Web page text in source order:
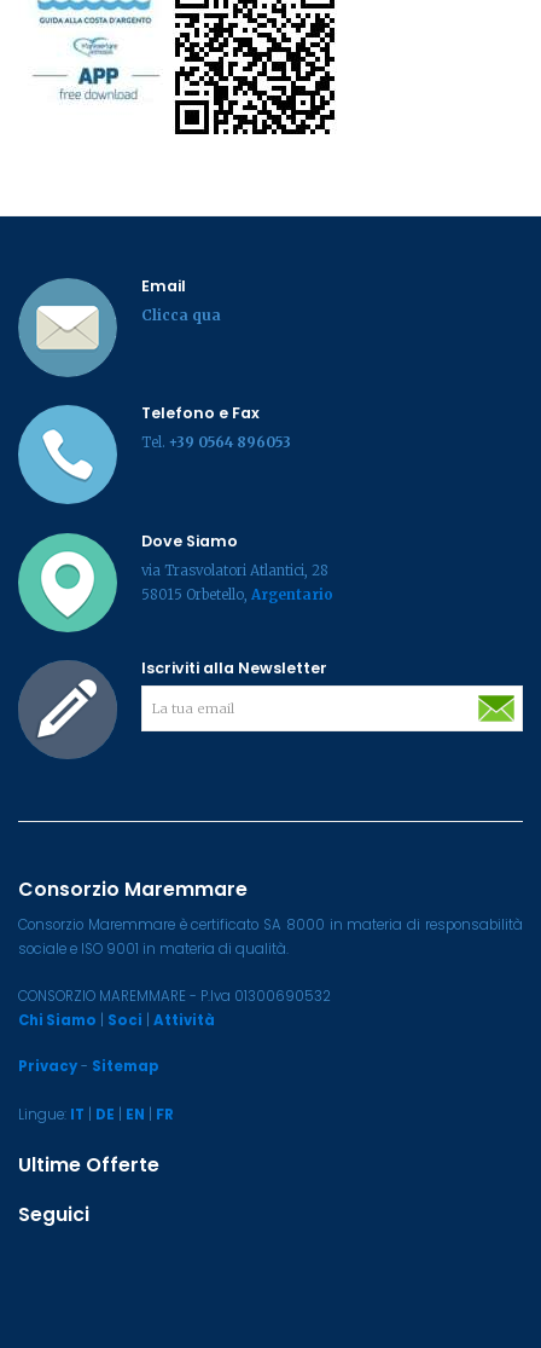
Email
Clicca qua
Telefono e Fax
Tel. +39 0564 896053
Dove Siamo
via Trasvolatori Atlantici, 28
58015 Orbetello, Argentario
Iscriviti alla Newsletter
Consorzio Maremmare
Consorzio Maremmare è certificato SA 8000 in materia di responsabilità
sociale e ISO 9001 in materia di qualità.
CONSORZIO MAREMMARE - P.Iva 01300690532
Chi Siamo | Soci | Attività
Privacy- Sitemap
Lingue: IT | DE | EN | FR
Ultime Offerte
Seguici